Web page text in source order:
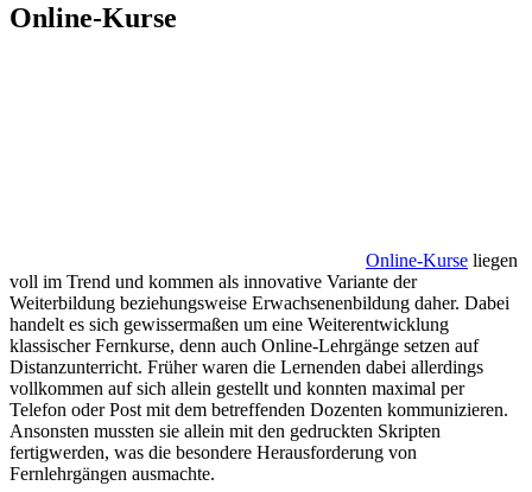
Online-Kurse
Online-Kurse liegen
voll im Trend und kommen als innovative Variante der
Weiterbildung beziehungsweise Erwachsenenbildung daher. Dabei
handelt es sich gewissermaßen um eine Weiterentwicklung
klassischer Fernkurse, denn auch Online-Lehrgänge setzen auf
Distanzunterricht. Früher waren die Lernenden dabei allerdings
vollkommen auf sich allein gestellt und konnten maximal per
Telefon oder Post mit dem betreffenden Dozenten kommunizieren.
Ansonsten mussten sie allein mit den gedruckten Skripten
fertigwerden, was die besondere Herausforderung von
Fernlehrgängen ausmachte.